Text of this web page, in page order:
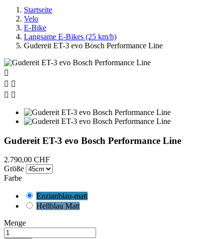
Startseite
Velo
E-Bike
Langsame E-Bikes (25 km/h)
Gudereit ET-3 evo Bosch Performance Line

 
 
Gudereit ET-3 evo Bosch Performance Line
2.790,00 CHF
Größe
Farbe
Enzianblau-matt
Hellblau Matt
Menge